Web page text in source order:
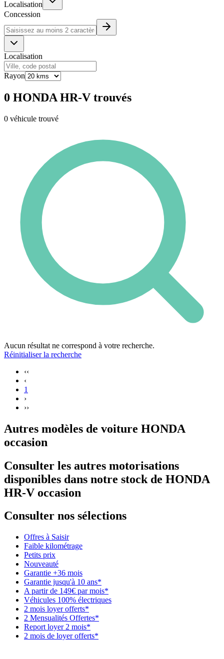
Localisation
Concession
Localisation
Rayon
0 HONDA HR-V trouvés
0 véhicule trouvé
Aucun résultat ne correspond à votre recherche.
Réinitialiser la recherche
‹‹
‹
1
›
››
Autres modèles de voiture HONDA
occasion
Consulter les autres motorisations
disponibles dans notre stock de HONDA
HR-V occasion
Consulter nos sélections
Offres à Saisir
Faible kilométrage
Petits prix
Nouveauté
Garantie +36 mois
Garantie jusqu'à 10 ans*
A partir de 149€ par mois*
Véhicules 100% électriques
2 mois loyer offerts*
2 Mensualités Offertes*
Report loyer 2 mois*
2 mois de loyer offerts*